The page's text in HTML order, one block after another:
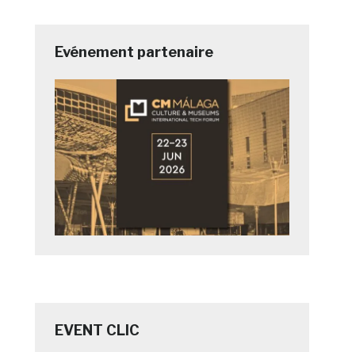
Evénement partenaire
EVENT CLIC